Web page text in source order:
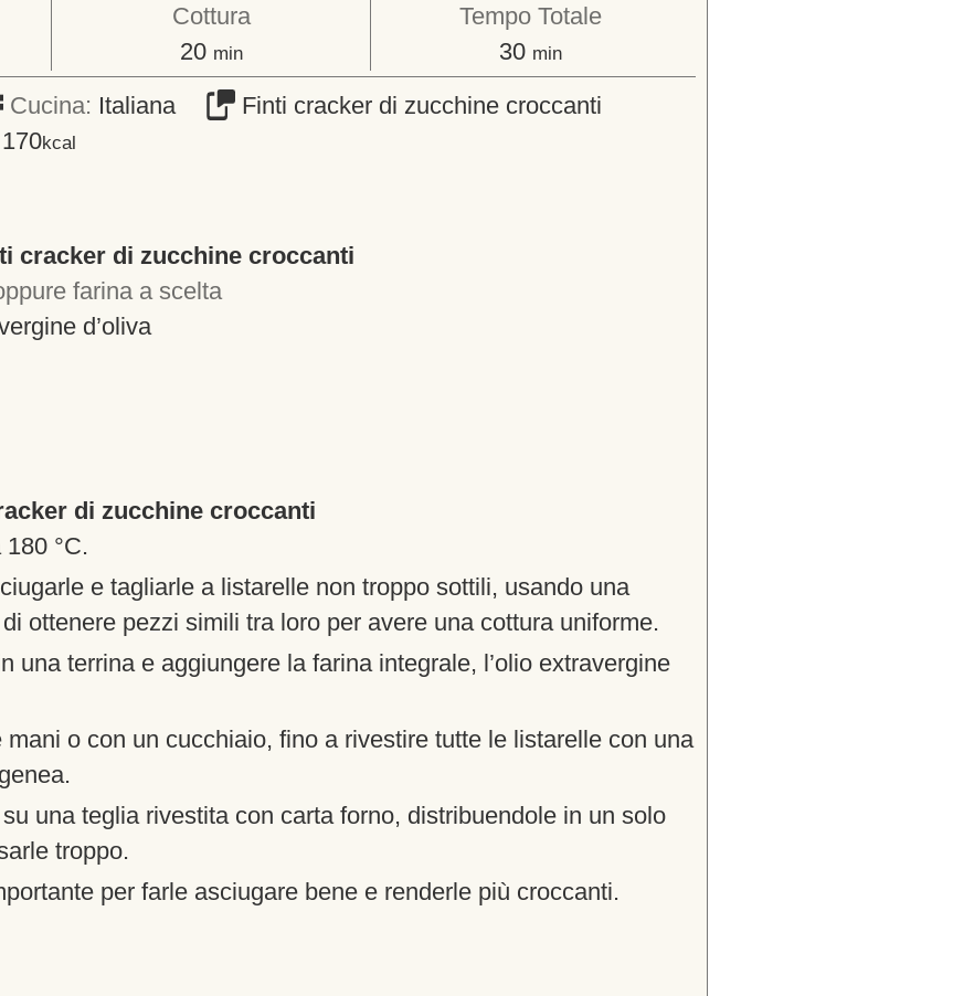
Cottura
20minuti
min
Tempo Totale
30minuti
min
Cucina: Italiana
Finti cracker di zucchine croccanti
170kcal
cracker di zucchine croccanti
farina a scelta
d’oliva
di zucchine croccanti
°C.
e tagliarle a listarelle non troppo sottili, usando una
ottenere pezzi simili tra loro per avere una cottura uniforme.
una terrina e aggiungere la farina integrale, l’olio extravergine
o con un cucchiaio, fino a rivestire tutte le listarelle con una
una teglia rivestita con carta forno, distribuendole in un solo
troppo.
per farle asciugare bene e renderle più croccanti.